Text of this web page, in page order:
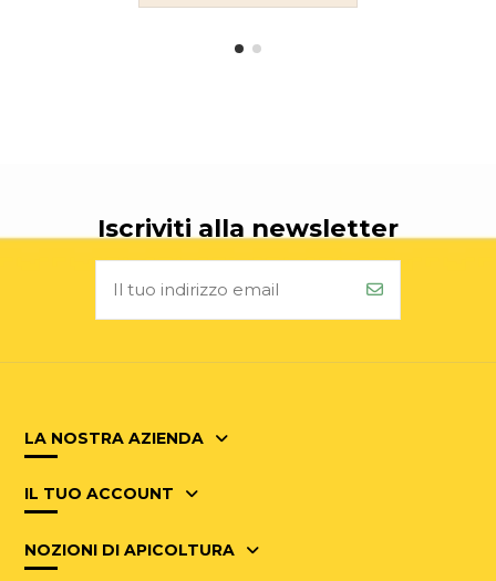
Iscriviti alla newsletter
LA NOSTRA AZIENDA
IL TUO ACCOUNT
NOZIONI DI APICOLTURA